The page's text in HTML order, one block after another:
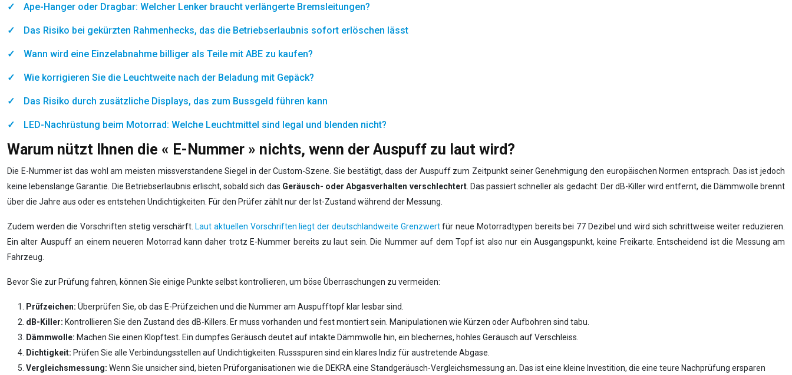
Ape-Hanger oder Dragbar: Welcher Lenker braucht verlängerte Bremsleitungen?
Das Risiko bei gekürzten Rahmenhecks, das die Betriebserlaubnis sofort erlöschen lässt
Wann wird eine Einzelabnahme billiger als Teile mit ABE zu kaufen?
Wie korrigieren Sie die Leuchtweite nach der Beladung mit Gepäck?
Das Risiko durch zusätzliche Displays, das zum Bussgeld führen kann
LED-Nachrüstung beim Motorrad: Welche Leuchtmittel sind legal und blenden nicht?
Warum nützt Ihnen die « E-Nummer » nichts, wenn der Auspuff zu laut wird?
Die E-Nummer ist das wohl am meisten missverstandene Siegel in der Custom-Szene. Sie bestätigt, dass der Auspuff zum Zeitpunkt seiner Genehmigung den europäischen Normen entsprach. Das ist jedoch
keine lebenslange Garantie. Die Betriebserlaubnis erlischt, sobald sich das Geräusch- oder Abgasverhalten verschlechtert. Das passiert schneller als gedacht: Der dB-Killer wird entfernt, die Dämmwolle brennt
über die Jahre aus oder es entstehen Undichtigkeiten. Für den Prüfer zählt nur der Ist-Zustand während der Messung.
Zudem werden die Vorschriften stetig verschärft. Laut aktuellen Vorschriften liegt der deutschlandweite Grenzwertfür neue Motorradtypen bereits bei 77 Dezibel und wird sich schrittweise weiter reduzieren.
Ein alter Auspuff an einem neueren Motorrad kann daher trotz E-Nummer bereits zu laut sein. Die Nummer auf dem Topf ist also nur ein Ausgangspunkt, keine Freikarte. Entscheidend ist die Messung am
Fahrzeug.
Bevor Sie zur Prüfung fahren, können Sie einige Punkte selbst kontrollieren, um böse Überraschungen zu vermeiden:
Prüfzeichen: Überprüfen Sie, ob das E-Prüfzeichen und die Nummer am Auspufftopf klar lesbar sind.
dB-Killer: Kontrollieren Sie den Zustand des dB-Killers. Er muss vorhanden und fest montiert sein. Manipulationen wie Kürzen oder Aufbohren sind tabu.
Dämmwolle: Machen Sie einen Klopftest. Ein dumpfes Geräusch deutet auf intakte Dämmwolle hin, ein blechernes, hohles Geräusch auf Verschleiss.
Dichtigkeit: Prüfen Sie alle Verbindungsstellen auf Undichtigkeiten. Russspuren sind ein klares Indiz für austretende Abgase.
Vergleichsmessung: Wenn Sie unsicher sind, bieten Prüforganisationen wie die DEKRA eine Standgeräusch-Vergleichsmessung an. Das ist eine kleine Investition, die eine teure Nachprüfung ersparen